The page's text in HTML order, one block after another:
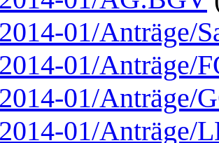
01/Anträge/
01/Anträge/
01/Anträge/
01/Anträge/